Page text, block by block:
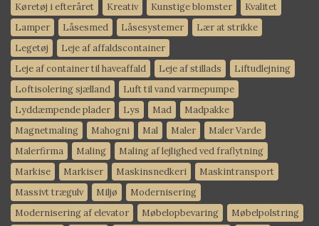
Køretøj i efteråret
Kreativ Kunstige blomster
Kvalitet
Lamper
Låsesmed Låsesystemer
Lær at strikke
Legetøj
Leje af affaldscontainer
Leje af container til haveaffald
Leje af stillads
Liftudlejning
Loftisolering sjælland
Luft til vand varmepumpe
Lyddæmpende plader
Lys Mad
Madpakke
Magnetmaling
Mahogni Mal Maler
Maler Varde
Malerfirma
Maling
Maling af lejlighed ved fraflytning
Markise
Markiser Maskinsnedkeri
Maskintransport
Massivt trægulv
Miljø
Modernisering
Modernisering af elevator
Møbelopbevaring
Møbelpolstring